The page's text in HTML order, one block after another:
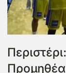
Προμηθέα